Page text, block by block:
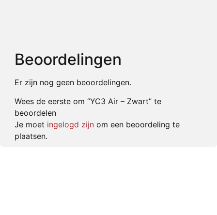
Beoordelingen
Er zijn nog geen beoordelingen.
Wees de eerste om “YC3 Air – Zwart” te
beoordelen
Je moet ingelogd zijn om een beoordeling te
plaatsen.